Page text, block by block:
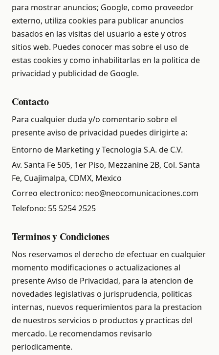
para mostrar anuncios; Google, como proveedor
externo, utiliza cookies para publicar anuncios
basados en las visitas del usuario a este y otros
sitios web. Puedes conocer mas sobre el uso de
estas cookies y como inhabilitarlas en la politica de
privacidad y publicidad de Google.
Contacto
Para cualquier duda y/o comentario sobre el
presente aviso de privacidad puedes dirigirte a:
Entorno de Marketing y Tecnologia S.A. de C.V.
Av. Santa Fe 505, 1er Piso, Mezzanine 2B, Col. Santa
Fe, Cuajimalpa, CDMX, Mexico
Correo electronico: neo@neocomunicaciones.com
Telefono: 55 5254 2525
Terminos y Condiciones
Nos reservamos el derecho de efectuar en cualquier
momento modificaciones o actualizaciones al
presente Aviso de Privacidad, para la atencion de
novedades legislativas o jurisprudencia, politicas
internas, nuevos requerimientos para la prestacion
de nuestros servicios o productos y practicas del
mercado. Le recomendamos revisarlo
periodicamente.